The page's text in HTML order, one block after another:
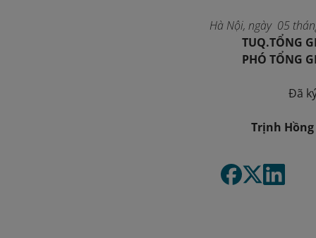
Hà Nội, ngày 05
TUQ.TỔNG
PHÓ TỔNG
Đã
Trịnh